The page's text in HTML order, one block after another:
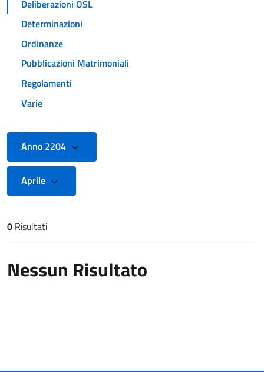
Deliberazioni OSL
Determinazioni
Ordinanze
Pubblicazioni Matrimoniali
Regolamenti
Varie
Anno 2204
Aprile
Risultati di ricerca
0 Risultati
Nessun Risultato